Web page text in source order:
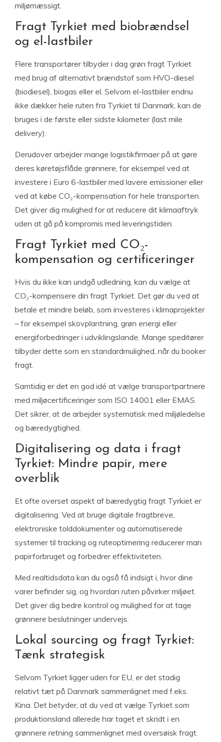
miljømæssigt.
Fragt Tyrkiet med biobrændsel
og el-lastbiler
Flere transportører tilbyder i dag grøn fragt Tyrkiet
med brug af alternativt brændstof som HVO-diesel
(biodiesel), biogas eller el. Selvom el-lastbiler endnu
ikke dækker hele ruten fra Tyrkiet til Danmark, kan de
bruges i de første eller sidste kilometer (last mile
delivery).
Derudover arbejder mange logistikfirmaer på at gøre
deres køretøjsflåde grønnere, for eksempel ved at
investere i Euro 6-lastbiler med lavere emissioner eller
ved at købe CO₂-kompensation for hele transporten.
Det giver dig mulighed for at reducere dit klimaaftryk
uden at gå på kompromis med leveringstiden.
Fragt Tyrkiet med CO₂-
kompensation og certificeringer
Hvis du ikke kan undgå udledning, kan du vælge at
CO₂-kompensere din fragt Tyrkiet. Det gør du ved at
betale et mindre beløb, som investeres i klimaprojekter
– for eksempel skovplantning, grøn energi eller
energiforbedringer i udviklingslande. Mange speditører
tilbyder dette som en standardmulighed, når du booker
fragt.
Samtidig er det en god idé at vælge transportpartnere
med miljøcertificeringer som ISO 14001 eller EMAS.
Det sikrer, at de arbejder systematisk med miljøledelse
og bæredygtighed.
Digitalisering og data i fragt
Tyrkiet: Mindre papir, mere
overblik
Et ofte overset aspekt af bæredygtig fragt Tyrkiet er
digitalisering. Ved at bruge digitale fragtbreve,
elektroniske tolddokumenter og automatiserede
systemer til tracking og ruteoptimering reducerer man
papirforbruget og forbedrer effektiviteten.
Med realtidsdata kan du også få indsigt i, hvor dine
varer befinder sig, og hvordan ruten påvirker miljøet.
Det giver dig bedre kontrol og mulighed for at tage
grønnere beslutninger undervejs.
Lokal sourcing og fragt Tyrkiet:
Tænk strategisk
Selvom Tyrkiet ligger uden for EU, er det stadig
relativt tæt på Danmark sammenlignet med f.eks.
Kina. Det betyder, at du ved at vælge Tyrkiet som
produktionsland allerede har taget et skridt i en
grønnere retning sammenlignet med oversøisk fragt.